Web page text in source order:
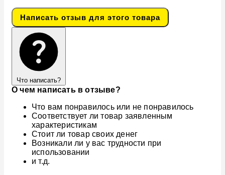
Написать отзыв для этого товара
Что написать?
О чем написать в отзыве?
Что вам понравилось или не понравилось
Соответствует ли товар заявленным
характеристикам
Стоит ли товар своих денег
Возникали ли у вас трудности при
использовании
и т.д.